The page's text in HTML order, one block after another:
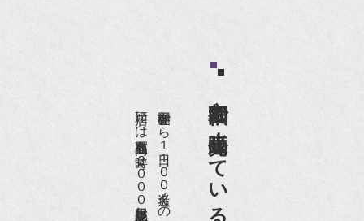
京都祇園で小売販売している
店頭には買取商品を常時２０００点以上展示販売しており、